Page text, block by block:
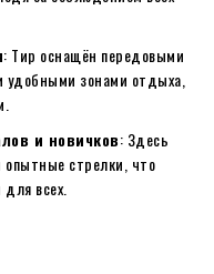
: Тир оснащён передовыми
удобными зонами отдыха,
и новичков: Здесь
опытные стрелки, что
всех.